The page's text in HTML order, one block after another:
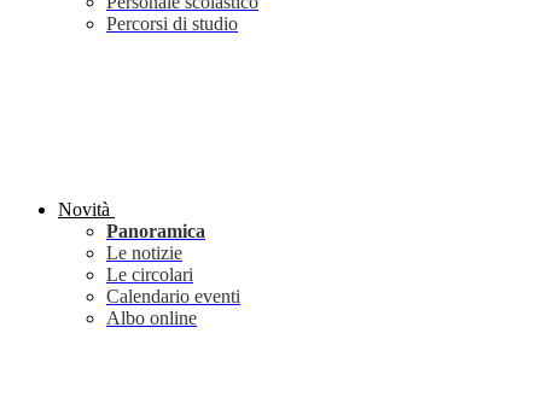
Percorsi di studio
Novità
Panoramica
Le notizie
Le circolari
Calendario eventi
Albo online